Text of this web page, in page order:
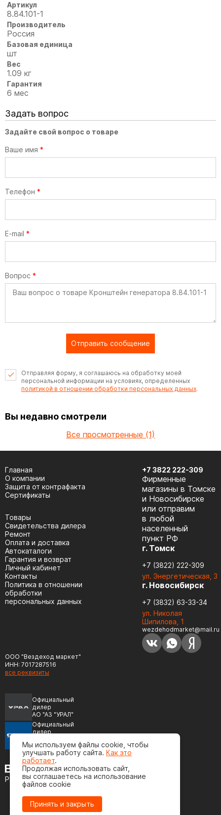
Артикул
8.84.101-1
Производитель
Россия
Базовая единица
шт
Вес
1.09 кг
Гарантия
6 мес
Задать вопрос
Задайте свой вопрос о товаре
Ваше имя *
Телефон *
E-mail *
Вопрос *
Отправить сообщение
Отправляя форму, я соглашаюсь на обработку моей
персональной информации на условиях, определенных
политикой в отношении обработки персональных данных.
Вы недавно смотрели
Все просмотренные (1)
ООО "Вездеход маркет"
ИНН: 7017287516
все реквизиты
Официальный
дилер
АО "АЗ "УРАЛ"
Официальный
дилер
(ЯМЗ)
Разработка сайта
Главная
О компании
Защита от контрафакта
Сертификаты
Товары
Cвидетельства дилера
Ремонт
Оплата и доставка
Автокаталоги
Гарантия и возврат
Личный кабинет
Контакты
Политика в отношении
обработки
персональных данных
+7 3822 222-309
Фирменные
магазины в Томске
и Новосибирске
или отправим
в любой
населенный
пункт РФ
г. Томск
+7 (3822) 222-309
ул. Энергетическая, 3
г. Новосибирск
+7 (3832) 63-33-34
ул. Николая
Шипилова, 1
wezdehodmarket@mail.ru
Мы используем файлы cookie, чтобы
улучшать работу сайта. Как это
работает.
Продолжая использовать сайт,
вы соглашаетесь на использование
файлов cookie
Принять и закрыть